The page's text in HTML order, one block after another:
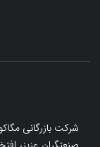
شرکت بازرگانی